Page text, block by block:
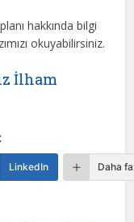
hakkında bilgi
okuyabilirsiniz.
İlham
LinkedIn Daha